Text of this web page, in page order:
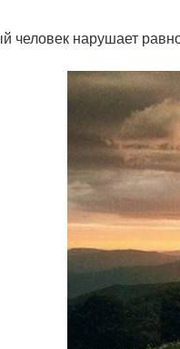
человек нарушает